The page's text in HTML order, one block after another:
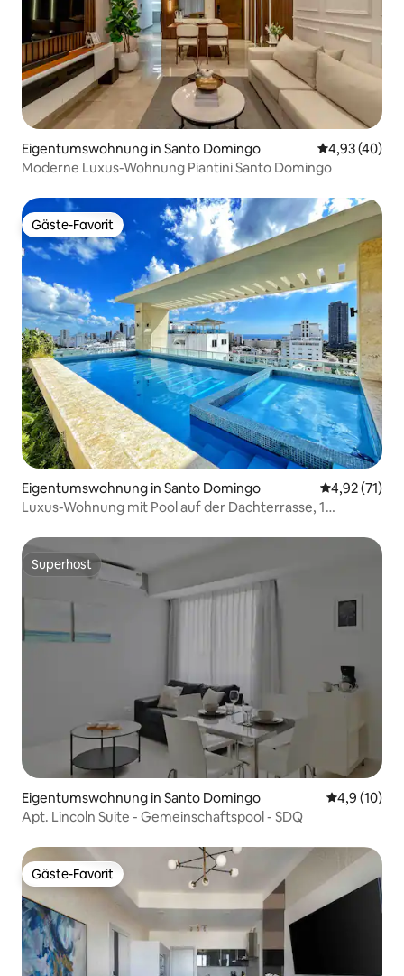
Eigentumswohnung in Santo Domingo
4,93 (40)
Moderne Luxus-Wohnung Piantini Santo Domingo
Gäste-Favorit
Gäste-Favorit
Eigentumswohnung in Santo Domingo
4,92 (71)
Luxus-Wohnung mit Pool auf der Dachterrasse, 1
Superhost
Superhost
Eigentumswohnung in Santo Domingo
4,9 (10)
Apt. Lincoln Suite - Gemeinschaftspool - SDQ
Gäste-Favorit
Gäste-Favorit